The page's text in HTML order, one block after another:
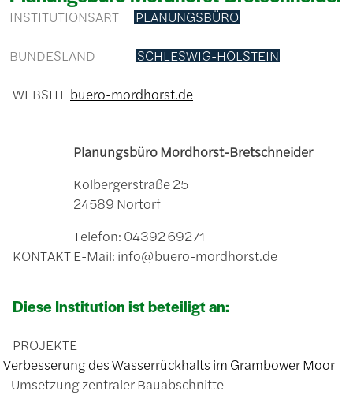
INSTITUTIONSART PLANUNGSBÜRO
BUNDESLAND SCHLESWIG-HOLSTEIN
WEBSITEbuero-mordhorst.de
KONTAKT
Planungsbüro Mordhorst-Bretschneider
Kolbergerstraße 25
24589 Nortorf
Telefon: 04392 69271
E-Mail: info@buero-mordhorst.de
Diese Institution ist beteiligt an:
PROJEKTE
Verbesserung des Wasserrückhalts im Grambower Moor
Umsetzung zentraler Bauabschnitte